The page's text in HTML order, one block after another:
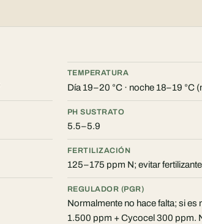
TEMPERATURA
Día 19–20 °C · noche 18–19 °C
PH SUSTRATO
5.5–5.9
FERTILIZACIÓN
125–175 ppm N; evitar
REGULADOR (PGR)
Normalmente no hace falta; si
1.500 ppm + Cycocel 300 ppm.